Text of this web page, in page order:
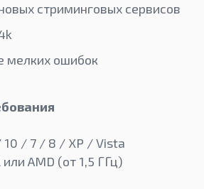
стриминговых сервисов
мелких ошибок
10 / 7 / 8 / XP / Vista
AMD (от 1,5 ГГц)